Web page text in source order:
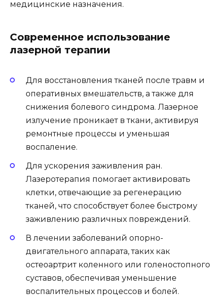
медицинские назначения.
Современное использование
лазерной терапии
Для восстановления тканей после травм и
оперативных вмешательств, а также для
снижения болевого синдрома. Лазерное
излучение проникает в ткани, активируя
ремонтные процессы и уменьшая
воспаление.
Для ускорения заживления ран.
Лазеротерапия помогает активировать
клетки, отвечающие за регенерацию
тканей, что способствует более быстрому
заживлению различных повреждений.
В лечении заболеваний опорно-
двигательного аппарата, таких как
остеоартрит коленного или голеностопного
суставов, обеспечивая уменьшение
воспалительных процессов и болей.